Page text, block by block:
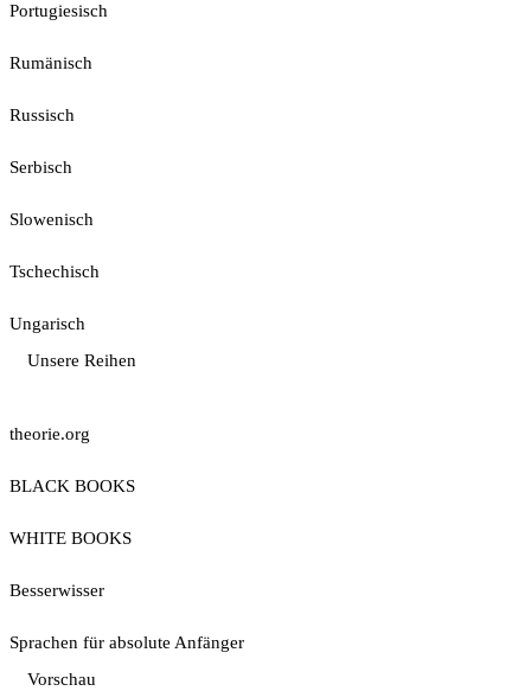
Portugiesisch
Rumänisch
Russisch
Serbisch
Slowenisch
Tschechisch
Ungarisch
Unsere Reihen
theorie.org
BLACK BOOKS
WHITE BOOKS
Besserwisser
Sprachen für absolute Anfänger
Vorschau